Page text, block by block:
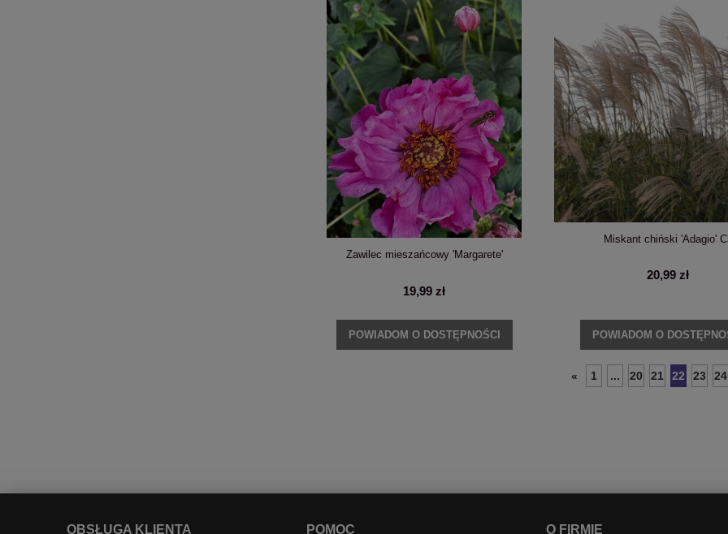
Zawilec mieszańcowy 'Margarete'
19,99 zł
POWIADOM O DOSTĘPNOŚCI
Miskant chiński 'Adagio'
20,99 zł
POWIADOM O
« 1 ... 20 21 22 23 24
OBSŁUGA KLIENTA POMOC O FIRMIE